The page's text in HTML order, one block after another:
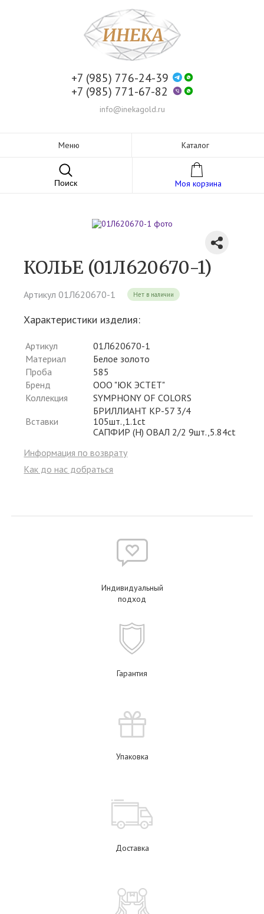
+7 (985) 776-24-39
+7 (985) 771-67-82
info@inekagold.ru
Меню Каталог
Поиск Моя корзина
КОЛЬЕ (01Л620670-1)
Артикул 01Л620670-1 Нет в наличии
Характеристики изделия:
Артикул
01Л620670-1
Материал
Белое золото
Проба
585
Бренд
ООО "ЮК ЭСТЕТ"
Коллекция
SYMPHONY OF COLORS
Вставки
БРИЛЛИАНТ КР-57 3/4
105шт.,1.1ct
САПФИР (H) ОВАЛ 2/2 9шт.,5.84ct
Информация по возврату
Как до нас добраться
Индивидуальный
подход
Гарантия
Упаковка
Доставка